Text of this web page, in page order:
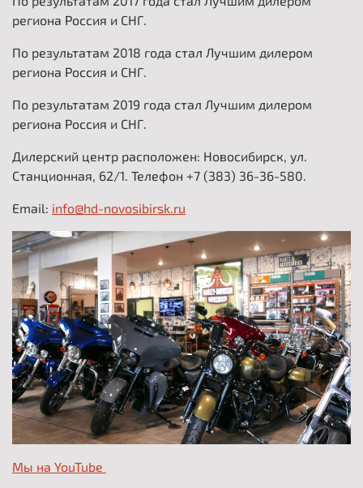
региона Россия и СНГ.
По результатам 2018 года стал Лучшим дилером
региона Россия и СНГ.
По результатам 2019 года стал Лучшим дилером
региона Россия и СНГ.
Дилерский центр расположен: Новосибирск, ул.
Станционная, 62/1. Телефон +7 (383) 36-36-580.
Email: info@hd-novosibirsk.ru
Мы на YouTube